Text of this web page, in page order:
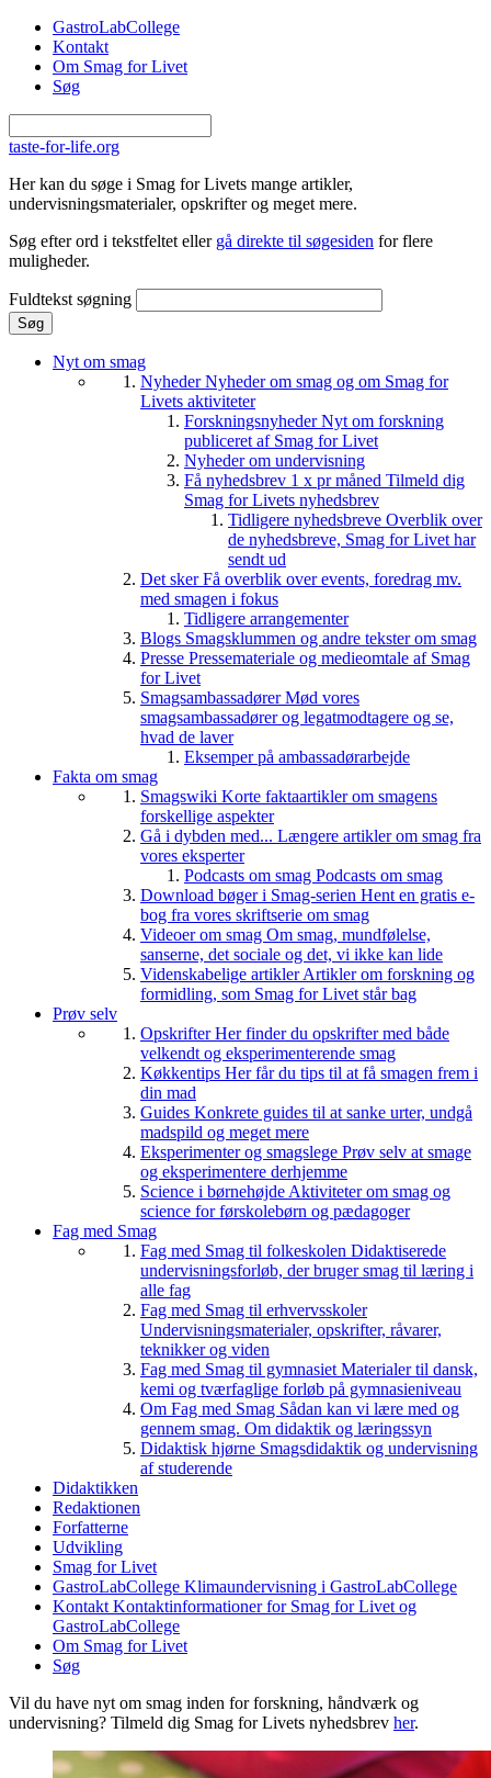
Gå til hovedindhold
GastroLabCollege
Kontakt
Om Smag for Livet
Søg
taste-for-life.org
Her kan du søge i Smag for Livets mange artikler,
undervisningsmaterialer, opskrifter og meget mere.
Søg efter ord i tekstfeltet eller gå direkte til søgesiden for flere
muligheder.
Fuldtekst søgning
Nyt om smag
NyhederNyheder om smag og om Smag for
Livets aktiviteter
ForskningsnyhederNyt om forskning
publiceret af Smag for Livet
Nyheder om undervisning
Få nyhedsbrev 1 x pr måned Tilmeld dig
Smag for Livets nyhedsbrev
Tidligere nyhedsbreve Overblik over
de nyhedsbreve, Smag for Livet har
sendt ud
Det skerFå overblik over events, foredrag mv.
med smagen i fokus
Tidligere arrangementer
Blogs Smagsklummen og andre tekster om smag
Presse Pressemateriale og medieomtale af Smag
for Livet
SmagsambassadørerMød vores
smagsambassadører og legatmodtagere og se,
hvad de laver
Eksemper på ambassadørarbejde
Fakta om smag
Smagswiki Korte faktaartikler om smagens
forskellige aspekter
Gå i dybden med... Længere artikler om smag fra
vores eksperter
Podcasts om smag Podcasts om smag
Download bøger i Smag-serien Hent en gratis e-
bog fra vores skriftserie om smag
Videoer om smag Om smag, mundfølelse,
sanserne, det sociale og det, vi ikke kan lide
Videnskabelige artiklerArtikler om forskning og
formidling, som Smag for Livet står bag
Prøv selv
OpskrifterHer finder du opskrifter med både
velkendt og eksperimenterende smag
Køkkentips Her får du tips til at få smagen frem i
din mad
Guides Konkrete guides til at sanke urter, undgå
madspild og meget mere
Eksperimenter og smagslege Prøv selv at smage
og eksperimentere derhjemme
Science i børnehøjde Aktiviteter om smag og
science for førskolebørn og pædagoger
Fag med Smag
Fag med Smag til folkeskolen Didaktiserede
undervisningsforløb, der bruger smag til læring i
alle fag
Fag med Smag til erhvervsskoler
Undervisningsmaterialer, opskrifter, råvarer,
teknikker og viden
Fag med Smag til gymnasiet Materialer til dansk,
kemi og tværfaglige forløb på gymnasieniveau
Om Fag med Smag Sådan kan vi lære med og
gennem smag. Om didaktik og læringssyn
Didaktisk hjørne Smagsdidaktik og undervisning
af studerende
Didaktikken
Redaktionen
Forfatterne
Udvikling
Smag for Livet
GastroLabCollege Klimaundervisning i GastroLabCollege
Kontakt Kontaktinformationer for Smag for Livet og
GastroLabCollege
Om Smag for Livet
Søg
Vil du have nyt om smag inden for forskning, håndværk og
undervisning? Tilmeld dig Smag for Livets nyhedsbrev her.